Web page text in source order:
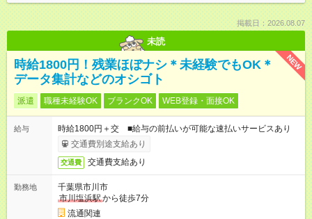
掲載日：2026.08.07
未読
NEW
時給1800円！残業ほぼナシ＊未経験でもOK＊
データ集計などのオシゴト
派遣 職種未経験OK ブランクOK WEB登録・面接OK
給与
時給1800円＋交 ■給与の前払いが可能な速払いサービスあり
交通費別途支給あり
交通費 交通費支給あり
勤務地
千葉県市川市
市川塩浜駅から徒歩7分
流通関連